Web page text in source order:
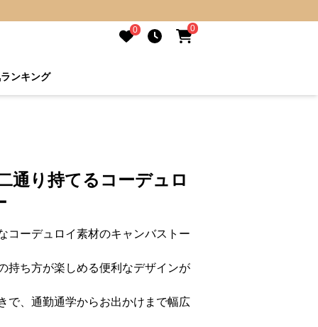
0 0
ランキング
通り持てるコーデュロ
コーデュロイ素材のキャンバストー
持ち方が楽しめる便利なデザインが
で、通勤通学からお出かけまで幅広